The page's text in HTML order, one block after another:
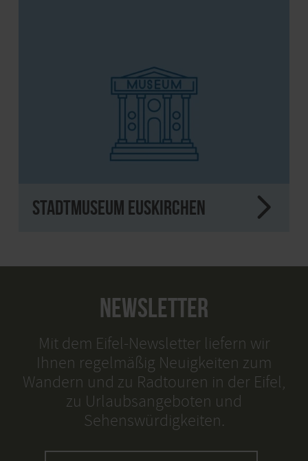
Stadtmuseum Euskirchen
NEWSLETTER
Mit dem Eifel-Newsletter liefern wir
Ihnen regelmäßig Neuigkeiten zum
Wandern und zu Radtouren in der Eifel,
zu Urlaubsangeboten und
Sehenswürdigkeiten.